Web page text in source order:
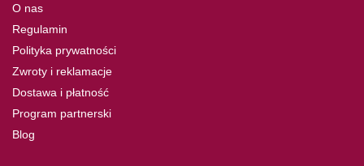
O nas
Regulamin
Polityka prywatności
Zwroty i reklamacje
Dostawa i płatność
Program partnerski
Blog